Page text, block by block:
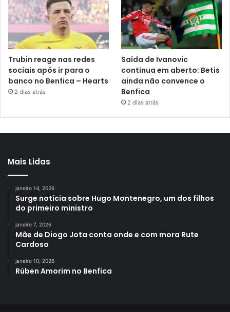
Trubin reage nas redes
sociais após ir para o
banco no Benfica – Hearts
2 dias atrás
Saída de Ivanovic
continua em aberto: Betis
ainda não convence o
Benfica
2 dias atrás
Mais Lidas
janeiro 14, 2026
Surge notícia sobre Hugo Montenegro, um dos filhos
do primeiro ministro
janeiro 7, 2026
Mãe de Diogo Jota conta onde e com mora Rute
Cardoso
janeiro 10, 2026
Rúben Amorim no Benfica